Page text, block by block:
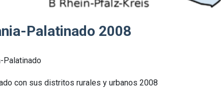
Palatinado 2008
Palatinado
con sus distritos rurales y urbanos 2008